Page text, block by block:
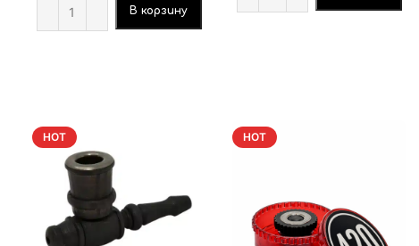
В корзину
HOT HOT